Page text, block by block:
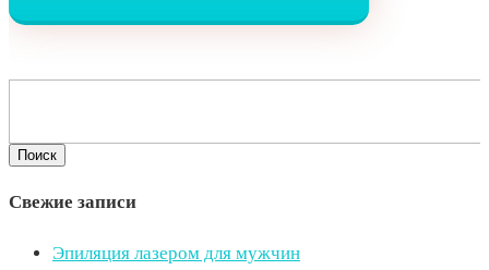
Свежие записи
Эпиляция лазером для мужчин